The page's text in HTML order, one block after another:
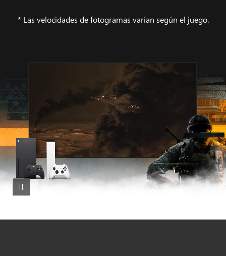
* Las velocidades de fotogramas varían según el juego.
of
Duty:
Black
6
en
una
televisión